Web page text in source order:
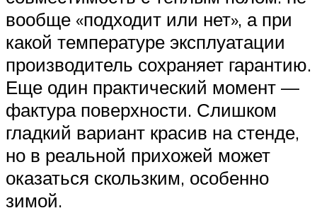
вообще «подходит или нет», а при
какой температуре эксплуатации
производитель сохраняет гарантию.
Еще один практический момент —
фактура поверхности. Слишком
гладкий вариант красив на стенде,
но в реальной прихожей может
оказаться скользким, особенно
зимой.